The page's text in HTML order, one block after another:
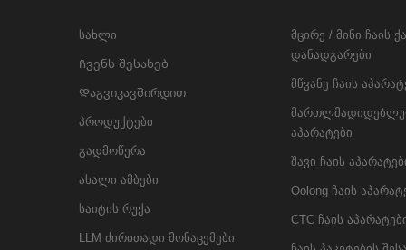
სახლი
Ჩვენს შესახებ
Დაგვიკავშირდით
პროდუქტები
გადმოწერა
ახალი ამბები
საიტის რუქა
LLM ძირითადი მონაცემები
მცირე / მინი ჩაის
დანადგარები
მწვანე ჩაის
აპარატები
შავი ჩაის
Oolong ჩაის
CTC ჩაის